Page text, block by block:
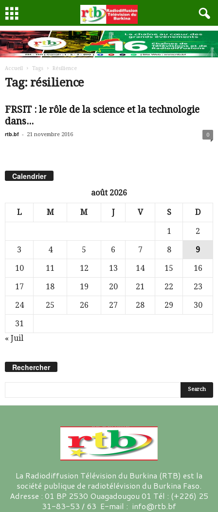
Accueil Tags Résilience
Tag: résilience
FRSIT : le rôle de la science et la technologie
dans...
rtb.bf - 21 novembre 2016 0
Calendrier
août 2026
L M M J V S D
1
2
3
4 5 6 7 8
9
10
11 12 13 14 15
16
17
18 19 20 21 22
23
24
25 26 27 28 29
30
31
« Juil
Rechercher
La Radiodiffusion Télévision du Burkina (RTB) est la
société publique de radiotélévision du Burkina Faso.
Adresse : 01 BP 2530 Ouagadougou 01 Tél : (+226) 25
31-83-53 / 63 E-mail : info@rtb.bf